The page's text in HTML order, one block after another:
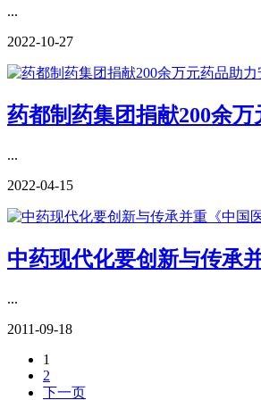
...
2022-10-27
药都制药集团捐献200余
...
2022-04-15
中药现代化要创新与传承
...
2011-09-18
1
2
下一页